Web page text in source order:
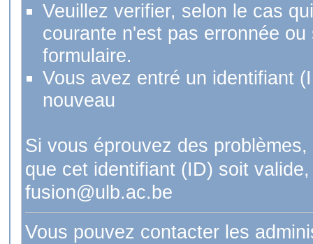
Veuillez verifier, selon le cas
courante n'est pas erronnée
formulaire.
Vous avez entré un identifiant
nouveau
Si vous éprouvez des
que cet identifiant (ID) soit
fusion@ulb.ac.be
Vous pouvez contacter les